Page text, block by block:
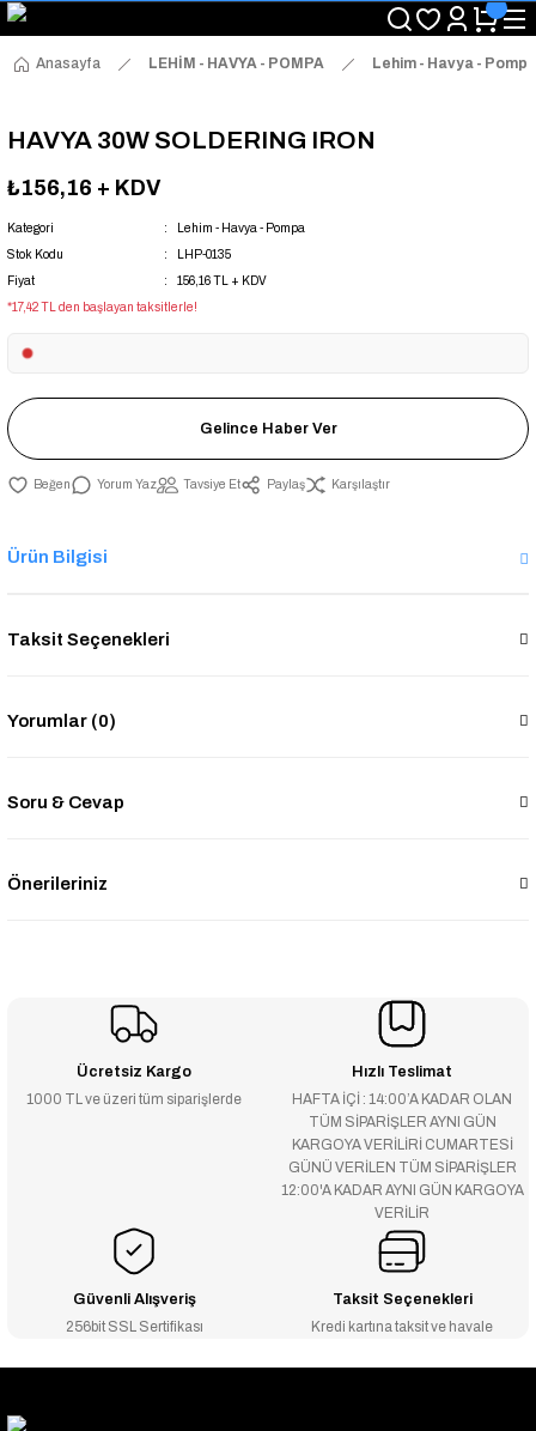
"Saat 14:00'a Kadar Verilen Siparişlerde Aynı Gün Kargo Avantajı!
"Binlerce Ürün Çeşitliliği ile Stoktan Hemen Teslim."
"Toptan Fiyatına Perakende Satış Avantajını Kaçırmayın!"
Anasayfa LEHİM - HAVYA - POMPA Lehim - Havya - Pompa
HAVYA 30W SOLDERING IRON
₺156,16 + KDV
Kategori
Lehim - Havya - Pompa
Stok Kodu
LHP-0135
Fiyat
156,16 TL + KDV
*17,42 TL den başlayan taksitlerle!
Gelince Haber Ver
Yorum Yaz Tavsiye Et Paylaş Karşılaştır
Ürün Bilgisi
Taksit Seçenekleri
Yorumlar (0)
Soru & Cevap
Önerileriniz
Ücretsiz Kargo
1000 TL ve üzeri tüm siparişlerde
Hızlı Teslimat
HAFTA İÇİ : 14:00’A KADAR OLAN
TÜM SİPARİŞLER AYNI GÜN
KARGOYA VERİLİRİ CUMARTESİ
GÜNÜ VERİLEN TÜM SİPARİŞLER
12:00'A KADAR AYNI GÜN KARGOYA
VERİLİR
Güvenli Alışveriş
256bit SSL Sertifikası
Taksit Seçenekleri
Kredi kartına taksit ve havale